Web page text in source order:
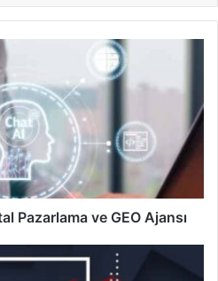
Pazarlama ve GEO Ajansı